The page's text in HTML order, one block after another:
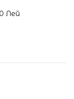
Лей